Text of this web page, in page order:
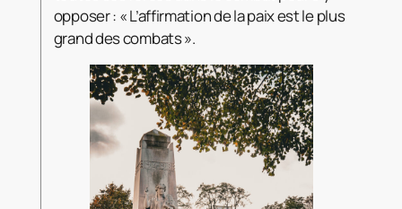
opposer : « L’affirmation de la paix est le plus
grand des combats ».